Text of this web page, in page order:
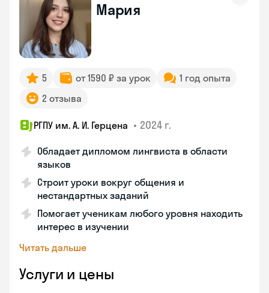
Мария
5 от 1590 ₽ за урок
1 год опыта
2 отзыва
РГПУ им. А. И. Герцена • 2024 г.
Обладает дипломом лингвиста в области
языков
Строит уроки вокруг общения и
нестандартных заданий
Помогает ученикам любого уровня находить
интерес в изучении
Читать дальше
Услуги и цены